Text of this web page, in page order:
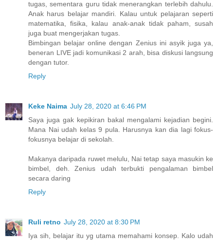
tugas, sementara guru tidak menerangkan terlebih dahulu.
Anak harus belajar mandiri. Kalau untuk pelajaran seperti
matematika, fisika, kalau anak-anak tidak paham, susah
juga buat mengerjakan tugas.
Bimbingan belajar online dengan Zenius ini asyik juga ya,
beneran LIVE jadi komunikasi 2 arah, bisa diskusi langsung
dengan tutor.
Reply
Keke Naima July 28, 2020 at 6:46 PM
Saya juga gak kepikiran bakal mengalami kejadian begini.
Mana Nai udah kelas 9 pula. Harusnya kan dia lagi fokus-
fokusnya belajar di sekolah.
Makanya daripada ruwet melulu, Nai tetap saya masukin ke
bimbel, deh. Zenius udah terbukti pengalaman bimbel
secara daring
Reply
Ruli retno July 28, 2020 at 8:30 PM
Iya sih, belajar itu yg utama memahami konsep. Kalo udah